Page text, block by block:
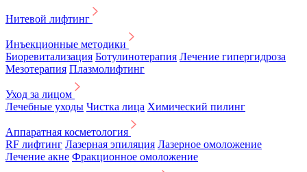
Нитевой лифтинг
Инъекционные методики
Биоревитализация Ботулинотерапия Лечение гипергидроза
Мезотерапия Плазмолифтинг
Уход за лицом
Лечебные уходы Чистка лица Химический пилинг
Аппаратная косметология
RF лифтинг Лазерная эпиляция Лазерное омоложение
Лечение акне Фракционное омоложение